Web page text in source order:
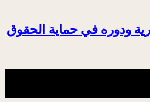
ودوره في حماية الحقوق